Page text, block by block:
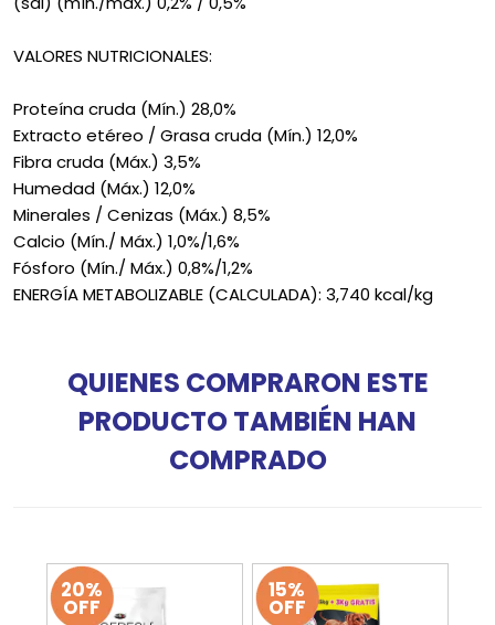
VALORES NUTRICIONALES:
Proteína cruda (Mín.) 28,0%
Extracto etéreo / Grasa cruda (Mín.) 12,0%
Fibra cruda (Máx.) 3,5%
Humedad (Máx.) 12,0%
Minerales / Cenizas (Máx.) 8,5%
Calcio (Mín./ Máx.) 1,0%/1,6%
Fósforo (Mín./ Máx.) 0,8%/1,2%
ENERGÍA METABOLIZABLE (CALCULADA): 3,740 kcal/kg
QUIENES COMPRARON ESTE
PRODUCTO TAMBIÉN HAN
COMPRADO
20%
OFF
15%
OFF